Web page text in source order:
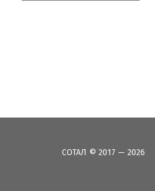
СОТАЛ © 2017 — 2026